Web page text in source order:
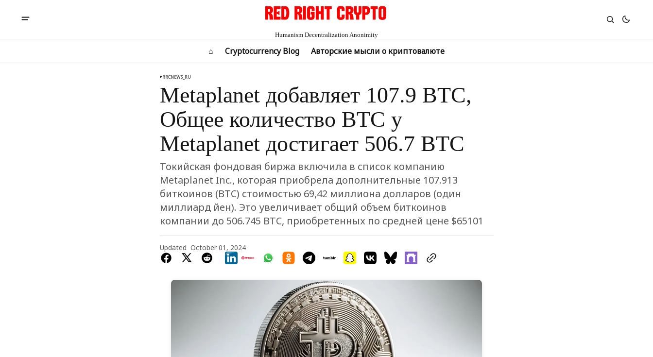
Humanism Decentralization Anonimity
⌂ Cryptocurrency Blog Авторские мысли о криптовалюте
RRCNEWS_RU
Metaplanet добавляет 107.9 BTC,
Общее количество BTC у
Metaplanet достигает 506.7 BTC
Токийская фондовая биржа включила в список компанию
Metaplanet Inc., которая приобрела дополнительные 107.913
биткоинов (BTC) стоимостью 69,42 миллиона долларов (один
миллиард йен). Это увеличивает общий объем биткоинов
компании до 506.745 BTC, приобретенных по средней цене $65101
Updated October 01, 2024